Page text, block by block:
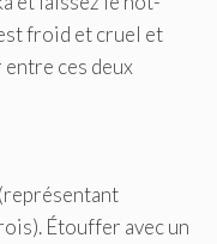
froid et cruel et
ces deux
Étouffer avec un